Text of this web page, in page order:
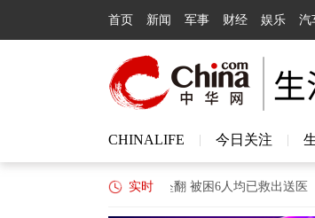
首页 新闻 军事 财经 娱乐 汽
CHINALIFE 今日关注
实时
公交车与小汽车碰撞后坠翻 被困6人均已救出送医